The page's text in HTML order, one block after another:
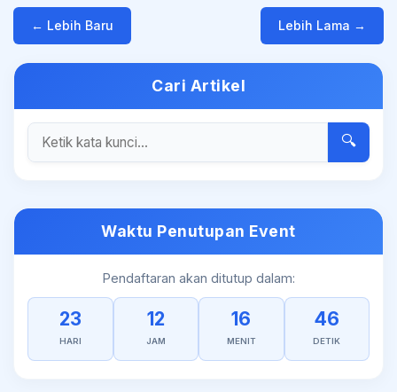
← Lebih Baru Lebih Lama →
Cari Artikel
🔍
Waktu Penutupan Event
Pendaftaran akan ditutup dalam:
23
HARI
12
JAM
16
MENIT
46
DETIK